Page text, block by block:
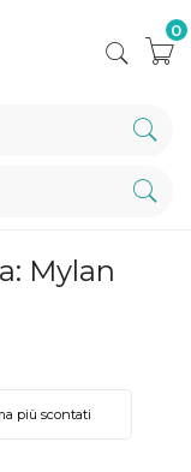
0
Mylan